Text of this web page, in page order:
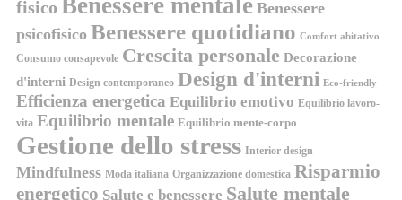
fisico Benessere mentale Benessere
psicofisico Benessere quotidiano Comfort abitativo
Consumo consapevole Crescita personale Decorazione
d'interni Design contemporaneo Design d'interni Eco-friendly
Efficienza energetica Equilibrio emotivo Equilibrio lavoro-
vita Equilibrio mentale Equilibrio mente-corpo
Gestione dello stress Interior design
Mindfulness Moda italiana Organizzazione domestica Risparmio
energetico Salute e benessere Salute mentale